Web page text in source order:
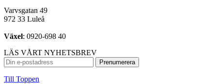
Varvsgatan 49
972 33 Luleå
Växel: 0920-698 40
LÄS VÅRT NYHETSBREV
Till Toppen